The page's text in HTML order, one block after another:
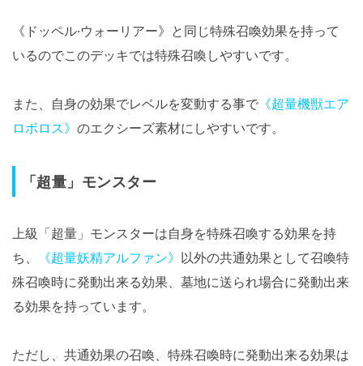
《ドッペル·ウォーリアー》と同じ特殊召喚効果を持って
いるのでこのデッキでは特殊召喚しやすいです。
また、自身の効果でレベルを変動する事で 《超量機獣エア
ロボロス》 のエクシーズ素材にしやすいです。
「超量」モンスター
上級「超量」モンスターは自身を特殊召喚する効果を持
ち、
《超量妖精アルファン》 以外の共通効果として召喚特
殊召喚時に発動出来る効果、墓地に送られ場合に発動出来
る効果を持っています。
ただし、共通効果の召喚、特殊召喚時に発動出来る効果は